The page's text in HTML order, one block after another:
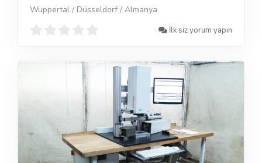
Wuppertal / Düsseldorf / Almanya
İlk siz yorum yapın